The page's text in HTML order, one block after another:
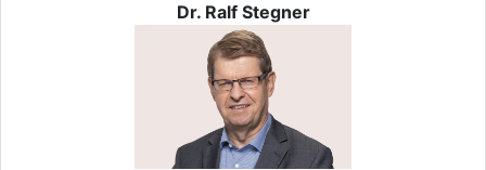
Dr. Ralf Stegner